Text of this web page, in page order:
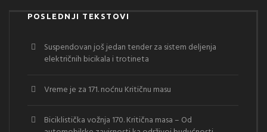
POSLEDNJI TEKSTOVI
Suspendovan još jedan tender za sistem deljenja
električnih bicikala i trotineta
Vreme je za 171. noćnu Kritičnu masu
Biciklistička vožnja 170. Kritična masa – Od